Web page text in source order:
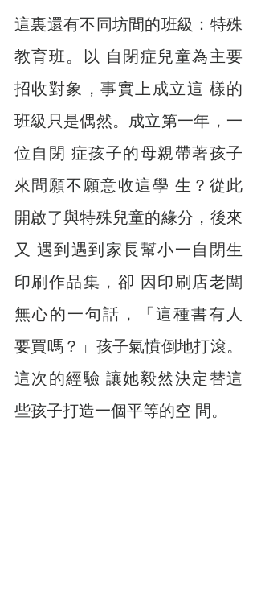
這裏還有不同坊間的班級：特殊
教育班。以 自閉症兒童為主要
招收對象，事實上成立這 樣的
班級只是偶然。成立第一年，一
位自閉 症孩子的母親帶著孩子
來問願不願意收這學 生？從此
開啟了與特殊兒童的緣分，後來
又 遇到遇到家長幫小一自閉生
印刷作品集，卻 因印刷店老闆
無心的一句話，「這種書有人
要買嗎？」孩子氣憤倒地打滾。
這次的經驗 讓她毅然決定替這
些孩子打造一個平等的空 間。